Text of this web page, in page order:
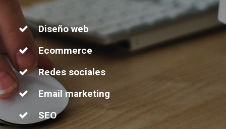
Diseño web
Ecommerce
Redes sociales
Email marketing
SEO